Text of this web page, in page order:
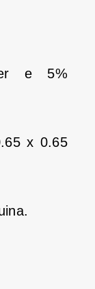
e 5%
x 0.65